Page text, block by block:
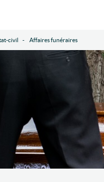
civil Affaires funéraires